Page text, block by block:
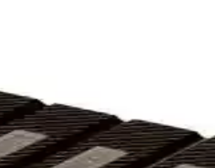
çikolata ve meyve dolgulu atıştırmalıkları, farklı
Tatlı Keyfi
ve ofiste tatlı yapımını kolaylaştırır, çeşitli